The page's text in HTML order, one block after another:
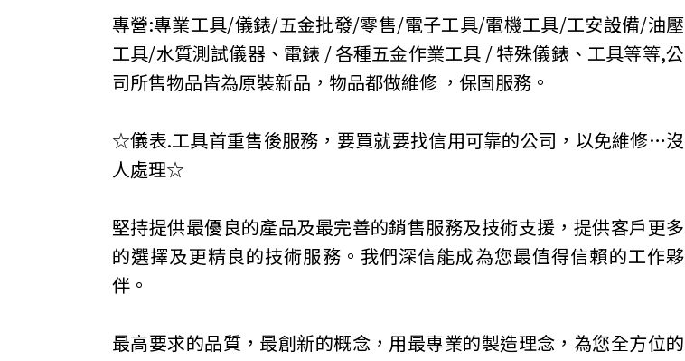
專營:專業工具/儀錶/五金批發/零售/電子工具/電機工具/工安設備/油壓
工具/水質測試儀器、電錶 / 各種五金作業工具 / 特殊儀錶、工具等等,公
司所售物品皆為原裝新品，物品都做維修 ，保固服務。
☆儀表.工具首重售後服務，要買就要找信用可靠的公司，以免維修…沒
人處理☆
堅持提供最優良的產品及最完善的銷售服務及技術支援，提供客戶更多
的選擇及更精良的技術服務。我們深信能成為您最值得信賴的工作夥
伴。
最高要求的品質，最創新的概念，用最專業的製造理念，為您全方位的